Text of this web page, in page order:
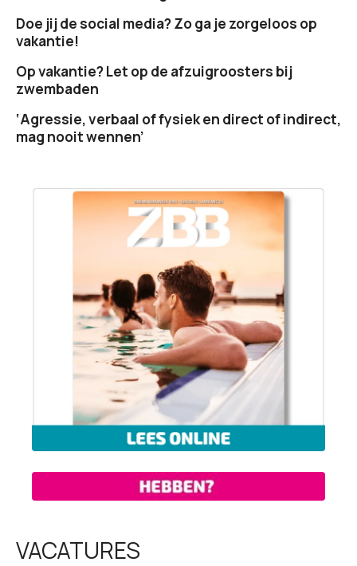
Doe jij de social media? Zo ga je zorgeloos op
vakantie!
Op vakantie? Let op de afzuigroosters bij
zwembaden
‘Agressie, verbaal of fysiek en direct of indirect,
mag nooit wennen’
VACATURES